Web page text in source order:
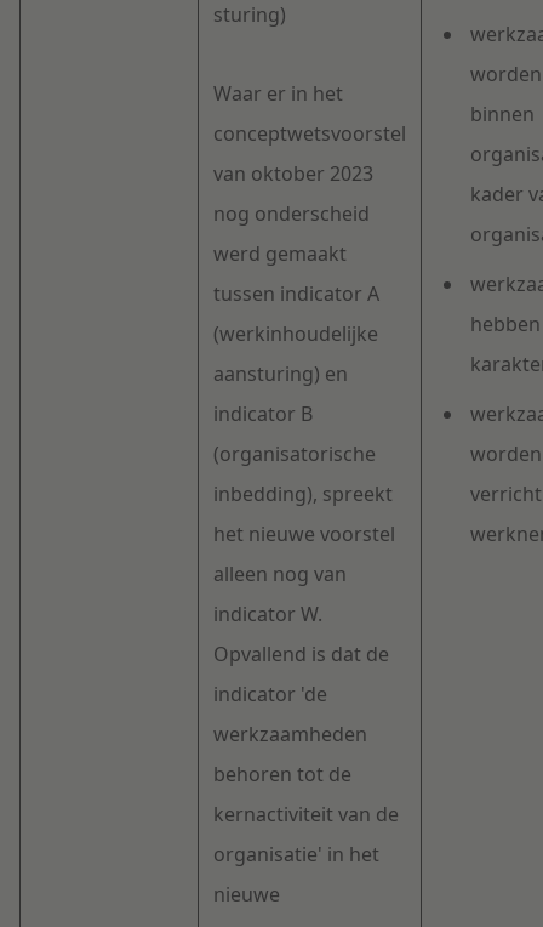
sturing)
Waar er in het
conceptwetsvoorstel
van oktober 2023
nog onderscheid
werd gemaakt
tussen indicator A
(werkinhoudelijke
aansturing) en
indicator B
(organisatorische
inbedding), spreekt
het nieuwe voorstel
alleen nog van
indicator W.
Opvallend is dat de
indicator 'de
werkzaamheden
behoren tot de
kernactiviteit van de
organisatie' in het
nieuwe
binnen
kader